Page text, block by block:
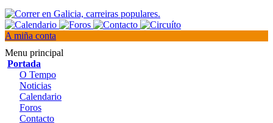
A miña conta
Menu principal
Portada
O Tempo
Noticias
Calendario
Foros
Contacto